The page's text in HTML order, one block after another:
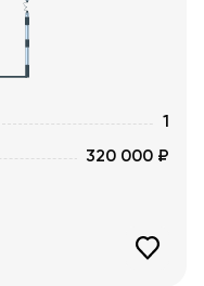
1
320 000 ₽